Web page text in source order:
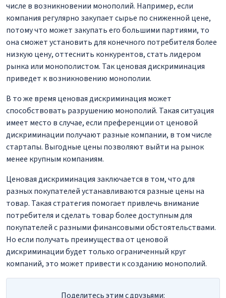
числе в возникновении монополий. Например, если
компания регулярно закупает сырье по сниженной цене,
потому что может закупать его большими партиями, то
она сможет установить для конечного потребителя более
низкую цену, оттеснить конкурентов, стать лидером
рынка или монополистом. Так ценовая дискриминация
приведет к возникновению монополии.
В то же время ценовая дискриминация может
способствовать разрушению монополий. Такая ситуация
имеет место в случае, если преференции от ценовой
дискриминации получают разные компании, в том числе
стартапы. Выгодные цены позволяют выйти на рынок
менее крупным компаниям.
Ценовая дискриминация заключается в том, что для
разных покупателей устанавливаются разные цены на
товар. Такая стратегия помогает привлечь внимание
потребителя и сделать товар более доступным для
покупателей с разными финансовыми обстоятельствами.
Но если получать преимущества от ценовой
дискриминации будет только ограниченный круг
компаний, это может привести к созданию монополий.
Поделитесь этим с друзьями: